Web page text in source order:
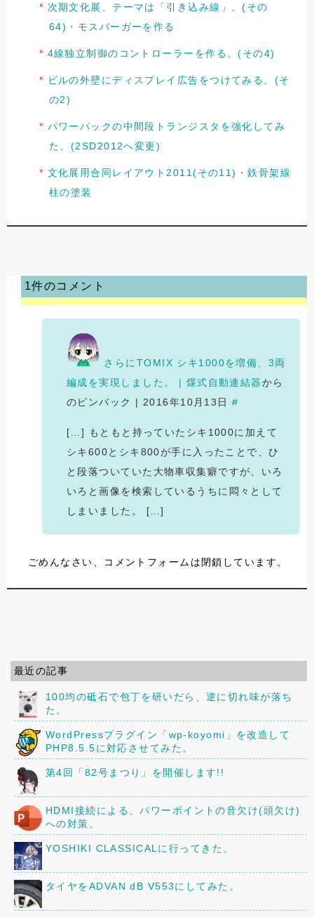
次期文化展、テーマは「引き込み線」。(その
64)・モスバーガーを作る
4線独立制御のコントローラーを作る。(その4)
ビルの外壁にディスプレイ広告をつけてみる。(そ
の2)
パワーパックの中間段トランジスタを強化してみ
た。(2SD2012へ変更)
文化展用合同レイアウト2011(その11)・鉄骨架線
柱の塗装
1件のコメント
さらにTOMIX シキ1000を増備、3両
編成を実現しました。 | 煤式自動連結器から
のピンバック | 2016年10月13日#
[…] もともと持っていたシキ1000に加えて
シキ600とシキ800が手に入ったことで、ひ
と段落ついていた大物車収集癖ですが、いろ
いろと画像を検索しているうちに悶々として
しまいました。 […]
ごめんなさい、コメントフォームは閉鎖しています。
最近の記事
100均の砥石で包丁を研いだら、逆に切れ味が落ち
た。
WordPressプラグイン「wp-koyomi」を改造して
PHP8.5.5に対応させてみた。
第4回「82号まつり」を開催します!!
HDMI接続による、パワーポイントの音欠け(頭欠け)
への対策。
YOSHIKI CLASSICALに行ってきた。
タイヤをADVAN dB V553にしてみた。